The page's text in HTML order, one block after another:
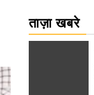
ताज़ा खबरे